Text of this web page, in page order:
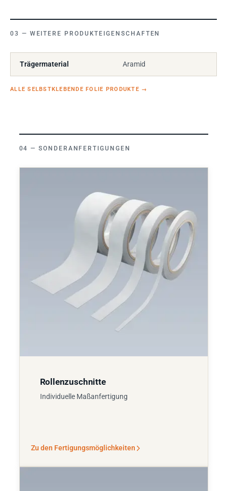
WEITERE PRODUKTEIGENSCHAFTEN
Trägermaterial Aramid
ALLE SELBSTKLEBENDE FOLIE PRODUKTE →
SONDERANFERTIGUNGEN
Rollenzuschnitte
Individuelle Maßanfertigung
Zu den Fertigungsmöglichkeiten